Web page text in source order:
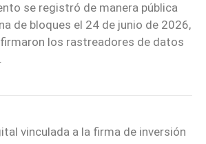
se registró de manera pública
de bloques el 24 de junio de 2026,
los rastreadores de datos
vinculada a la firma de inversión